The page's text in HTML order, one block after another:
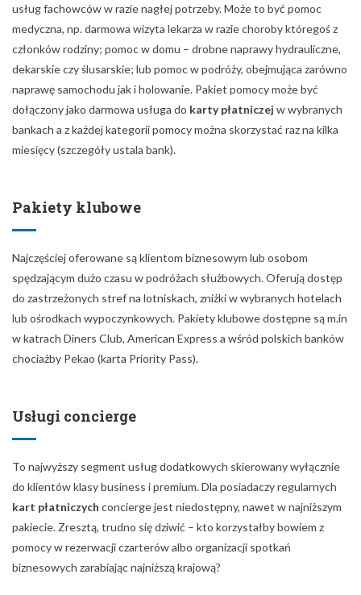
usług fachowców w razie nagłej potrzeby. Może to być pomoc
medyczna, np. darmowa wizyta lekarza w razie choroby któregoś z
członków rodziny; pomoc w domu – drobne naprawy hydrauliczne,
dekarskie czy ślusarskie; lub pomoc w podróży, obejmująca zarówno
naprawę samochodu jak i holowanie. Pakiet pomocy może być
dołączony jako darmowa usługa do karty płatniczej w wybranych
bankach a z każdej kategorii pomocy można skorzystać raz na kilka
miesięcy (szczegóły ustala bank).
Pakiety klubowe
Najczęściej oferowane są klientom biznesowym lub osobom
spędzającym dużo czasu w podróżach służbowych. Oferują dostęp
do zastrzeżonych stref na lotniskach, zniżki w wybranych hotelach
lub ośrodkach wypoczynkowych. Pakiety klubowe dostępne są m.in
w katrach Diners Club, American Express a wśród polskich banków
chociażby Pekao (karta Priority Pass).
Usługi concierge
To najwyższy segment usług dodatkowych skierowany wyłącznie
do klientów klasy business i premium. Dla posiadaczy regularnych
kart płatniczych concierge jest niedostępny, nawet w najniższym
pakiecie. Zresztą, trudno się dziwić – kto korzystałby bowiem z
pomocy w rezerwacji czarterów albo organizacji spotkań
biznesowych zarabiając najniższą krajową?